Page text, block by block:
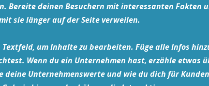
Bereite deinen Besuchern mit interessanten Fakten
sie länger auf der Seite verweilen.
um Inhalte zu bearbeiten. Füge alle Infos
Wenn du ein Unternehmen hast, erzähle etwas
deine Unternehmenswerte und wie du dich für